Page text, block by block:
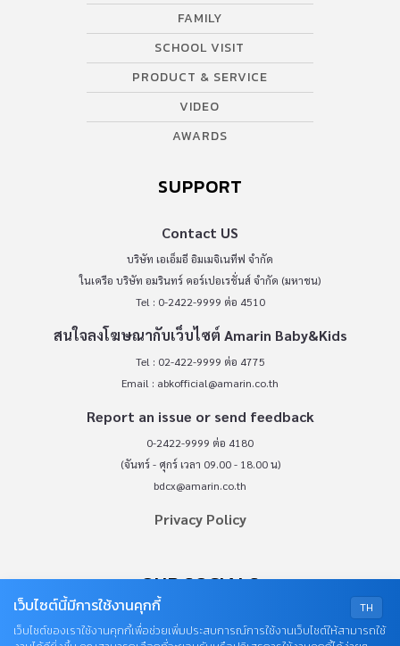
FAMILY
SCHOOL VISIT
PRODUCT & SERVICE
VIDEO
AWARDS
SUPPORT
Contact US
บริษัท เอเอ็มอี อิมเมจิเนทีฟ จำกัด
ในเครือ บริษัท อมรินทร์ คอร์เปอเรชั่นส์ จำกัด (มหาชน)
Tel : 0-2422-9999 ต่อ 4510
สนใจลงโฆษณากับเว็บไซต์ Amarin Baby&Kids
Tel : 02-422-9999 ต่อ 4775
Email : abkofficial@amarin.co.th
Report an issue or send feedback
0-2422-9999 ต่อ 4180
(จันทร์ - ศุกร์ เวลา 09.00 - 18.00 น)
bdcx@amarin.co.th
Privacy Policy
OUR SOCIALS
TH
เว็บไซต์นี้มีการใช้งานคุกกี้
เว็บไซต์ของเราใช้งานคุกกี้เพื่อช่วยเพิ่มประสบการณ์การใช้งานเว็บไซต์ให้สามารถใช้